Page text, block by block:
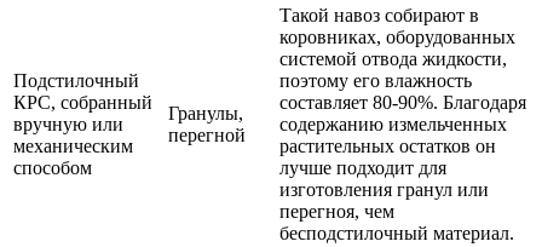
Подстилочный
КРС, собранный
вручную или
механическим
способом
Гранулы,
перегной
Такой навоз собирают в
коровниках, оборудованных
системой отвода жидкости,
поэтому его влажность
составляет 80-90%. Благодаря
содержанию измельченных
растительных остатков он
лучше подходит для
изготовления гранул или
перегноя, чем
бесподстилочный материал.